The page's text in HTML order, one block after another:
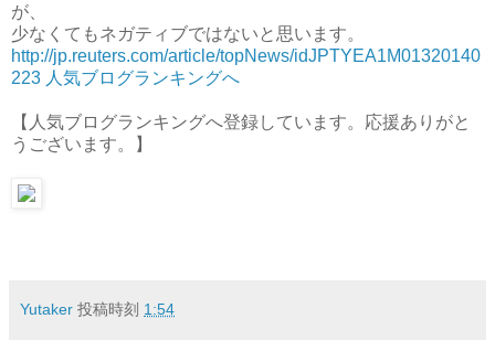
が、
少なくてもネガティブではないと思います。
http://jp.reuters.com/article/topNews/idJPTYEA1M01320140
223 人気ブログランキングへ
【人気ブログランキングへ登録しています。応援ありがと
うございます。】
Yutaker 投稿時刻 1:54